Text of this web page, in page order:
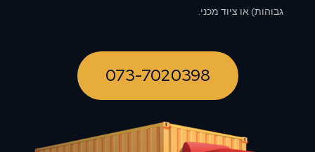
גבוהות) או ציוד מכני.
073-7020398